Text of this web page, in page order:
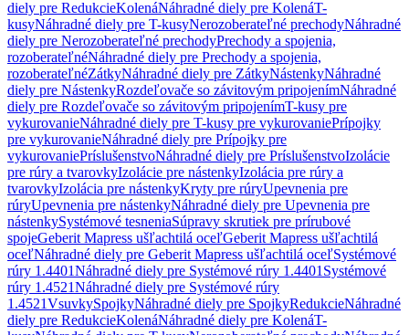
diely pre RedukcieKolenáNáhradné diely pre KolenáT-
kusyNáhradné diely pre T-kusyNerozoberateľné prechodyNáhradné
diely pre Nerozoberateľné prechodyPrechody a spojenia,
rozoberateľnéNáhradné diely pre Prechody a spojenia,
rozoberateľnéZátkyNáhradné diely pre ZátkyNástenkyNáhradné
diely pre NástenkyRozdeľovače so závitovým pripojenímNáhradné
diely pre Rozdeľovače so závitovým pripojenímT-kusy pre
vykurovanieNáhradné diely pre T-kusy pre vykurovaniePrípojky
pre vykurovanieNáhradné diely pre Prípojky pre
vykurovaniePríslušenstvoNáhradné diely pre PríslušenstvoIzolácie
pre rúry a tvarovkyIzolácie pre nástenkyIzolácia pre rúry a
tvarovkyIzolácia pre nástenkyKryty pre rúryUpevnenia pre
rúryUpevnenia pre nástenkyNáhradné diely pre Upevnenia pre
nástenkySystémové tesneniaSúpravy skrutiek pre prírubové
spojeGeberit Mapress ušľachtilá oceľGeberit Mapress ušľachtilá
oceľNáhradné diely pre Geberit Mapress ušľachtilá oceľSystémové
rúry 1.4401Náhradné diely pre Systémové rúry 1.4401 Systémové
rúry 1.4521Náhradné diely pre Systémové rúry
1.4521VsuvkySpojkyNáhradné diely pre SpojkyRedukcieNáhradné
diely pre RedukcieKolenáNáhradné diely pre KolenáT-